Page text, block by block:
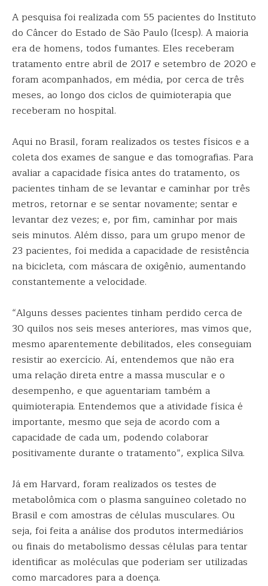
A pesquisa foi realizada com 55 pacientes do Instituto
do Câncer do Estado de São Paulo (Icesp). A maioria
era de homens, todos fumantes. Eles receberam
tratamento entre abril de 2017 e setembro de 2020 e
foram acompanhados, em média, por cerca de três
meses, ao longo dos ciclos de quimioterapia que
receberam no hospital.
Aqui no Brasil, foram realizados os testes físicos e a
coleta dos exames de sangue e das tomografias. Para
avaliar a capacidade física antes do tratamento, os
pacientes tinham de se levantar e caminhar por três
metros, retornar e se sentar novamente; sentar e
levantar dez vezes; e, por fim, caminhar por mais
seis minutos. Além disso, para um grupo menor de
23 pacientes, foi medida a capacidade de resistência
na bicicleta, com máscara de oxigênio, aumentando
constantemente a velocidade.
“Alguns desses pacientes tinham perdido cerca de
30 quilos nos seis meses anteriores, mas vimos que,
mesmo aparentemente debilitados, eles conseguiam
resistir ao exercício. Aí, entendemos que não era
uma relação direta entre a massa muscular e o
desempenho, e que aguentariam também a
quimioterapia. Entendemos que a atividade física é
importante, mesmo que seja de acordo com a
capacidade de cada um, podendo colaborar
positivamente durante o tratamento”, explica Silva.
Já em Harvard, foram realizados os testes de
metabolômica com o plasma sanguíneo coletado no
Brasil e com amostras de células musculares. Ou
seja, foi feita a análise dos produtos intermediários
ou finais do metabolismo dessas células para tentar
identificar as moléculas que poderiam ser utilizadas
como marcadores para a doença.